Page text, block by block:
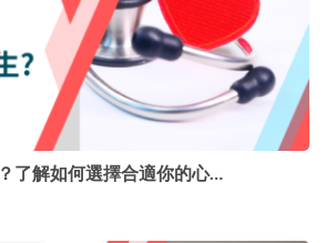
了解如何選擇合適你的心…